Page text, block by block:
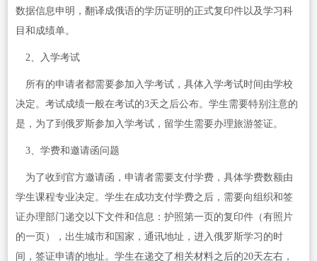
数据信息申明，翻译成俄语的学历证明的正式复印件以及学习科
目和成绩单。
2、入学考试
所有的申请者都需要参加入学考试，具体入学考试时间由学校
决定。考试成绩一般在考试的3天之后公布。学生需要特别注意的
是，为了到俄罗斯参加入学考试，留学生需要办理旅游签证。
3、学费和邀请函问题
为了收到官方邀请函，申请者需要支付学费，具体学费数额由
学生课程专业决定。学生在成功支付学费之后，需要向组织和签
证办理部门递交以下文件和信息：护照第一页的复印件（有照片
的一页），出生城市和国家，通讯地址，进入俄罗斯学习的时
间，签证申请的地址。学生在递交了相关材料之后的20天左右，